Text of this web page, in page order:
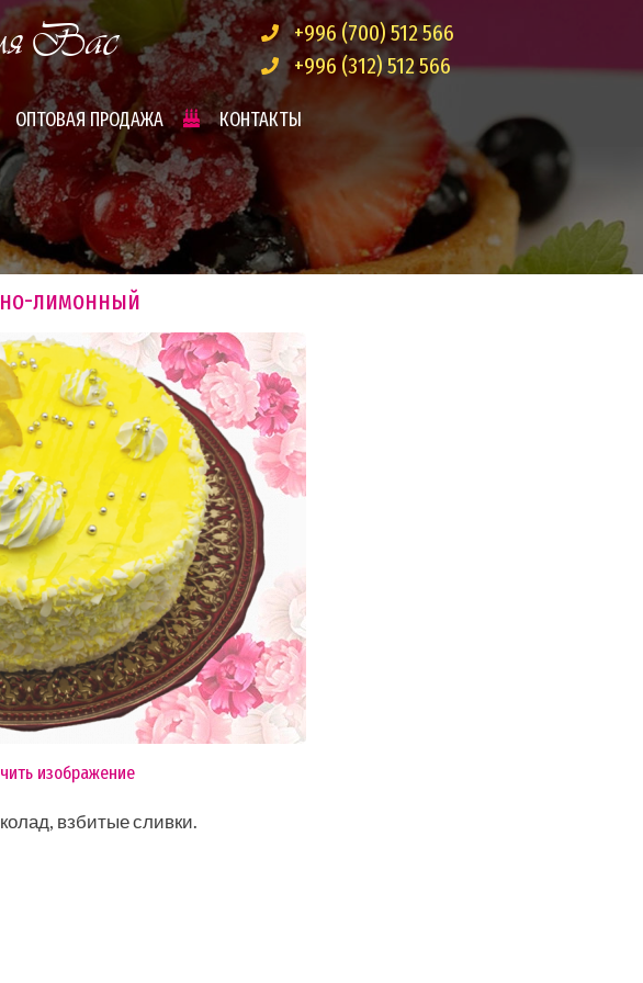
Вас
+996 (700) 512 566
+996 (312) 512 566
ОПТОВАЯ ПРОДАЖА КОНТАКТЫ
лимонный
изображение
взбитые сливки.